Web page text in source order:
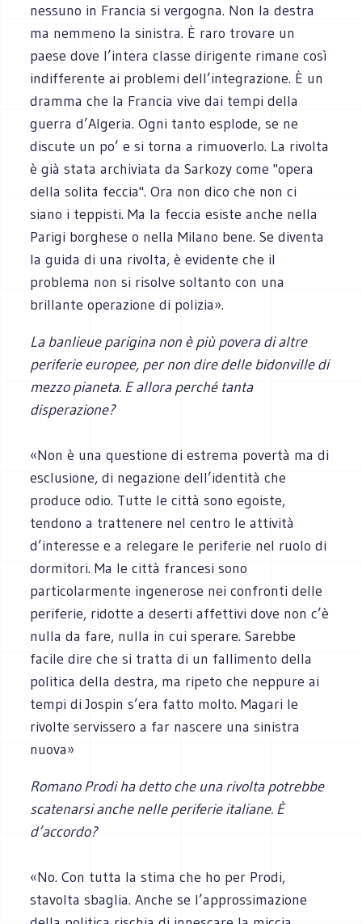
nessuno in Francia si vergogna. Non la destra
ma nemmeno la sinistra. È raro trovare un
paese dove l’intera classe dirigente rimane così
indifferente ai problemi dell’integrazione. È un
dramma che la Francia vive dai tempi della
guerra d’Algeria. Ogni tanto esplode, se ne
discute un po’ e si torna a rimuoverlo. La rivolta
è già stata archiviata da Sarkozy come "opera
della solita feccia". Ora non dico che non ci
siano i teppisti. Ma la feccia esiste anche nella
Parigi borghese o nella Milano bene. Se diventa
la guida di una rivolta, è evidente che il
problema non si risolve soltanto con una
brillante operazione di polizia».
La banlieue parigina non è più povera di altre
periferie europee, per non dire delle bidonville di
mezzo pianeta. E allora perché tanta
disperazione?
«Non è una questione di estrema povertà ma di
esclusione, di negazione dell’identità che
produce odio. Tutte le città sono egoiste,
tendono a trattenere nel centro le attività
d’interesse e a relegare le periferie nel ruolo di
dormitori. Ma le città francesi sono
particolarmente ingenerose nei confronti delle
periferie, ridotte a deserti affettivi dove non c’è
nulla da fare, nulla in cui sperare. Sarebbe
facile dire che si tratta di un fallimento della
politica della destra, ma ripeto che neppure ai
tempi di Jospin s’era fatto molto. Magari le
rivolte servissero a far nascere una sinistra
nuova»
Romano Prodi ha detto che una rivolta potrebbe
scatenarsi anche nelle periferie italiane. È
d’accordo?
«No. Con tutta la stima che ho per Prodi,
stavolta sbaglia. Anche se l’approssimazione